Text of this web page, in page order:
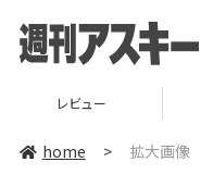
レビュー
home > 拡大画像